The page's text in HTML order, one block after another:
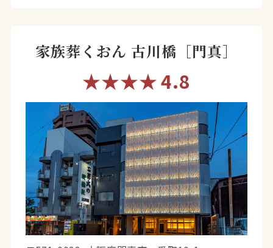
家族葬くおん 古川橋［門真］
★★★★4.8